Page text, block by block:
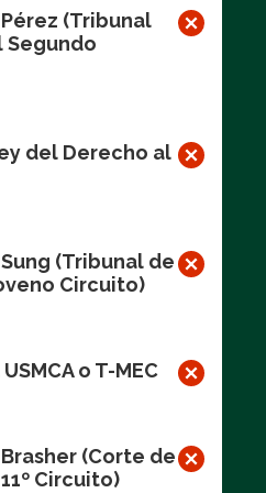
(Tribunal
Segundo
del Derecho al
(Tribunal de
Circuito)
o T-MEC
(Corte de
Circuito)